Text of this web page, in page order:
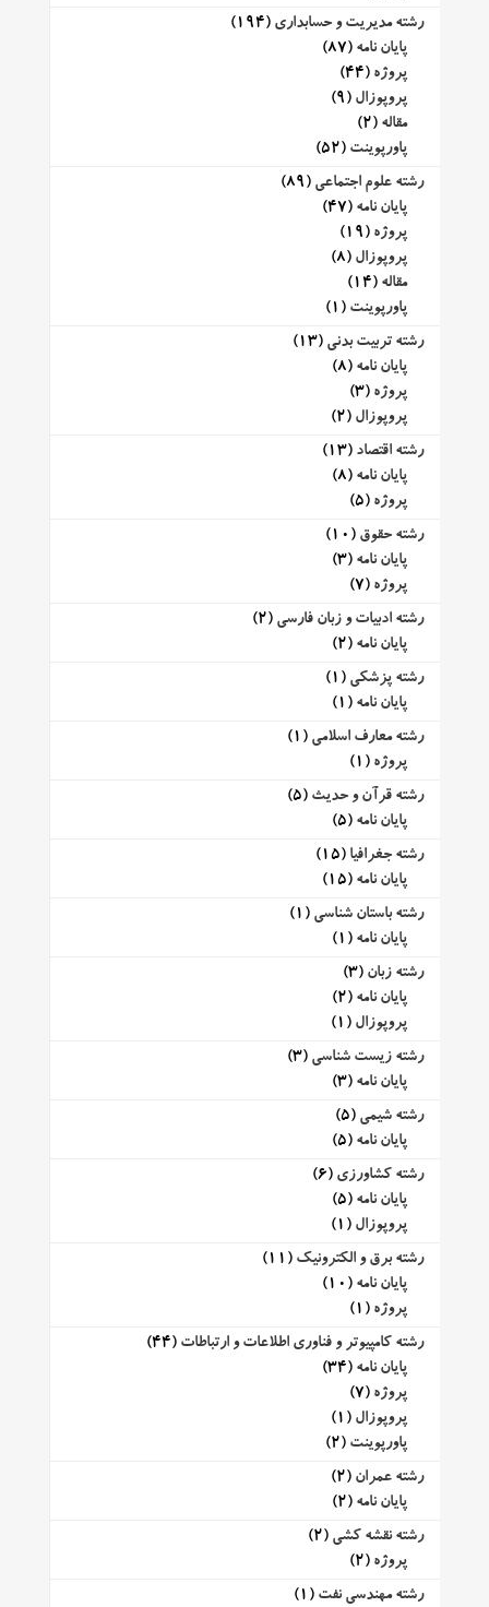
رشته مدیریت و حسابداری (194)
پایان نامه (87)
پروژه (44)
پروپوزال (9)
مقاله (2)
پاورپوینت (52)
رشته علوم اجتماعی (89)
پایان نامه (47)
پروژه (19)
پروپوزال (8)
مقاله (14)
پاورپوینت (1)
رشته تربیت بدنی (13)
پایان نامه (8)
پروژه (3)
پروپوزال (2)
رشته اقتصاد (13)
پایان نامه (8)
پروژه (5)
رشته حقوق (10)
پایان نامه (3)
پروژه (7)
رشته ادبیات و زبان فارسی (2)
پایان نامه (2)
رشته پزشکی (1)
پایان نامه (1)
رشته معارف اسلامی (1)
پروژه (1)
رشته قرآن و حدیث (5)
پایان نامه (5)
رشته جغرافیا (15)
پایان نامه (15)
رشته باستان شناسی (1)
پایان نامه (1)
رشته زبان (3)
پایان نامه (2)
پروپوزال (1)
رشته زیست شناسی (3)
پایان نامه (3)
رشته شیمی (5)
پایان نامه (5)
رشته کشاورزی (6)
پایان نامه (5)
پروپوزال (1)
رشته برق و الکترونیک (11)
پایان نامه (10)
پروژه (1)
رشته کامپیوتر و فناوری اطلاعات و ارتباطات (44)
پایان نامه (34)
پروژه (7)
پروپوزال (1)
پاورپوینت (2)
رشته عمران (2)
پایان نامه (2)
رشته نقشه کشی (2)
پروژه (2)
رشته مهندسی نفت (1)